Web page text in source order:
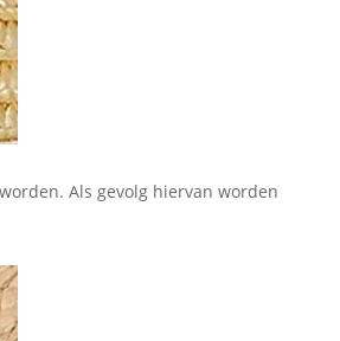
Als gevolg hiervan worden